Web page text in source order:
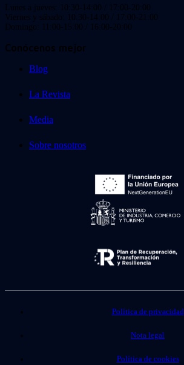
Lunes a jueves: 10:30-14:00 / 17:00-20:00
Viernes y sábado: 10:30-14:00 / 17:00-21:00
Domingo: 11:00-15:00 / 16:00-20:00
Conócenos mejor
Blog
La Revista
Media
Sobre nosotros
Política de privacidad
Nota legal
Política de cookies